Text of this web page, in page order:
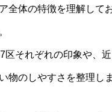
全体の特徴を理解して
区それぞれの印象や、
物のしやすさを整理しま